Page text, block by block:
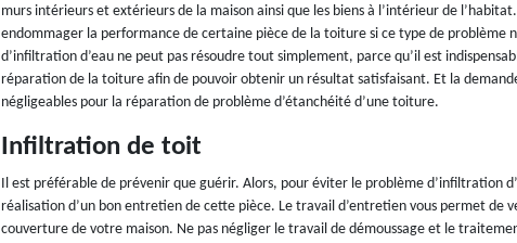
murs intérieurs et extérieurs de la maison ainsi que les biens à l’intérieur de
endommager la performance de certaine pièce de la toiture si ce type de problème
d’infiltration d’eau ne peut pas résoudre tout simplement, parce qu’il est
réparation de la toiture afin de pouvoir obtenir un résultat satisfaisant. Et la
négligeables pour la réparation de problème d’étanchéité d’une toiture.
Infiltration de toit
Il est préférable de prévenir que guérir. Alors, pour éviter le problème d’infiltration
réalisation d’un bon entretien de cette pièce. Le travail d’entretien vous permet de
couverture de votre maison. Ne pas négliger le travail de démoussage et le